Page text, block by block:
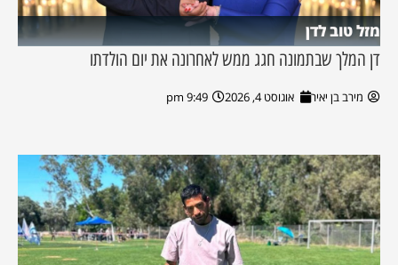
מזל טוב לדן
דן המלך שבתמונה חגג ממש לאחרונה את יום הולדתו
מירב בן יאיר אוגוסט 4, 2026 9:49 pm